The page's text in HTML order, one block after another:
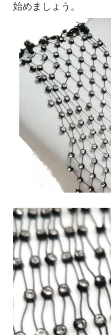
始めましょう。